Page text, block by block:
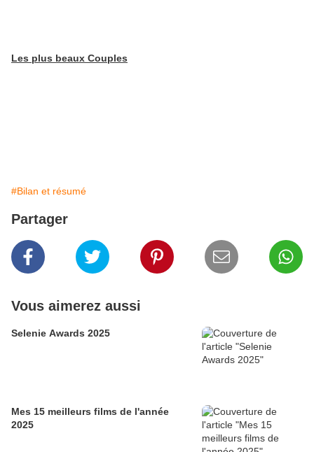
Les plus beaux Couples
#Bilan et résumé
Partager
Vous aimerez aussi
Selenie Awards 2025
Mes 15 meilleurs films de l'année
2025